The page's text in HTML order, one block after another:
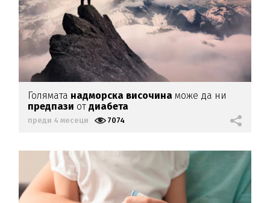
Голямата надморска височина може да ни
предпази отдиабета
преди 4 месеци 7074